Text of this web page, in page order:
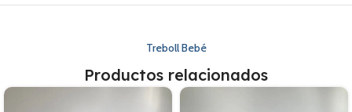
Treboll Bebé
Productos relacionados